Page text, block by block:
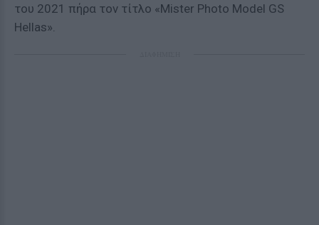
του 2021 πήρα τον τίτλο «Mister Photo Model GS
Hellas».